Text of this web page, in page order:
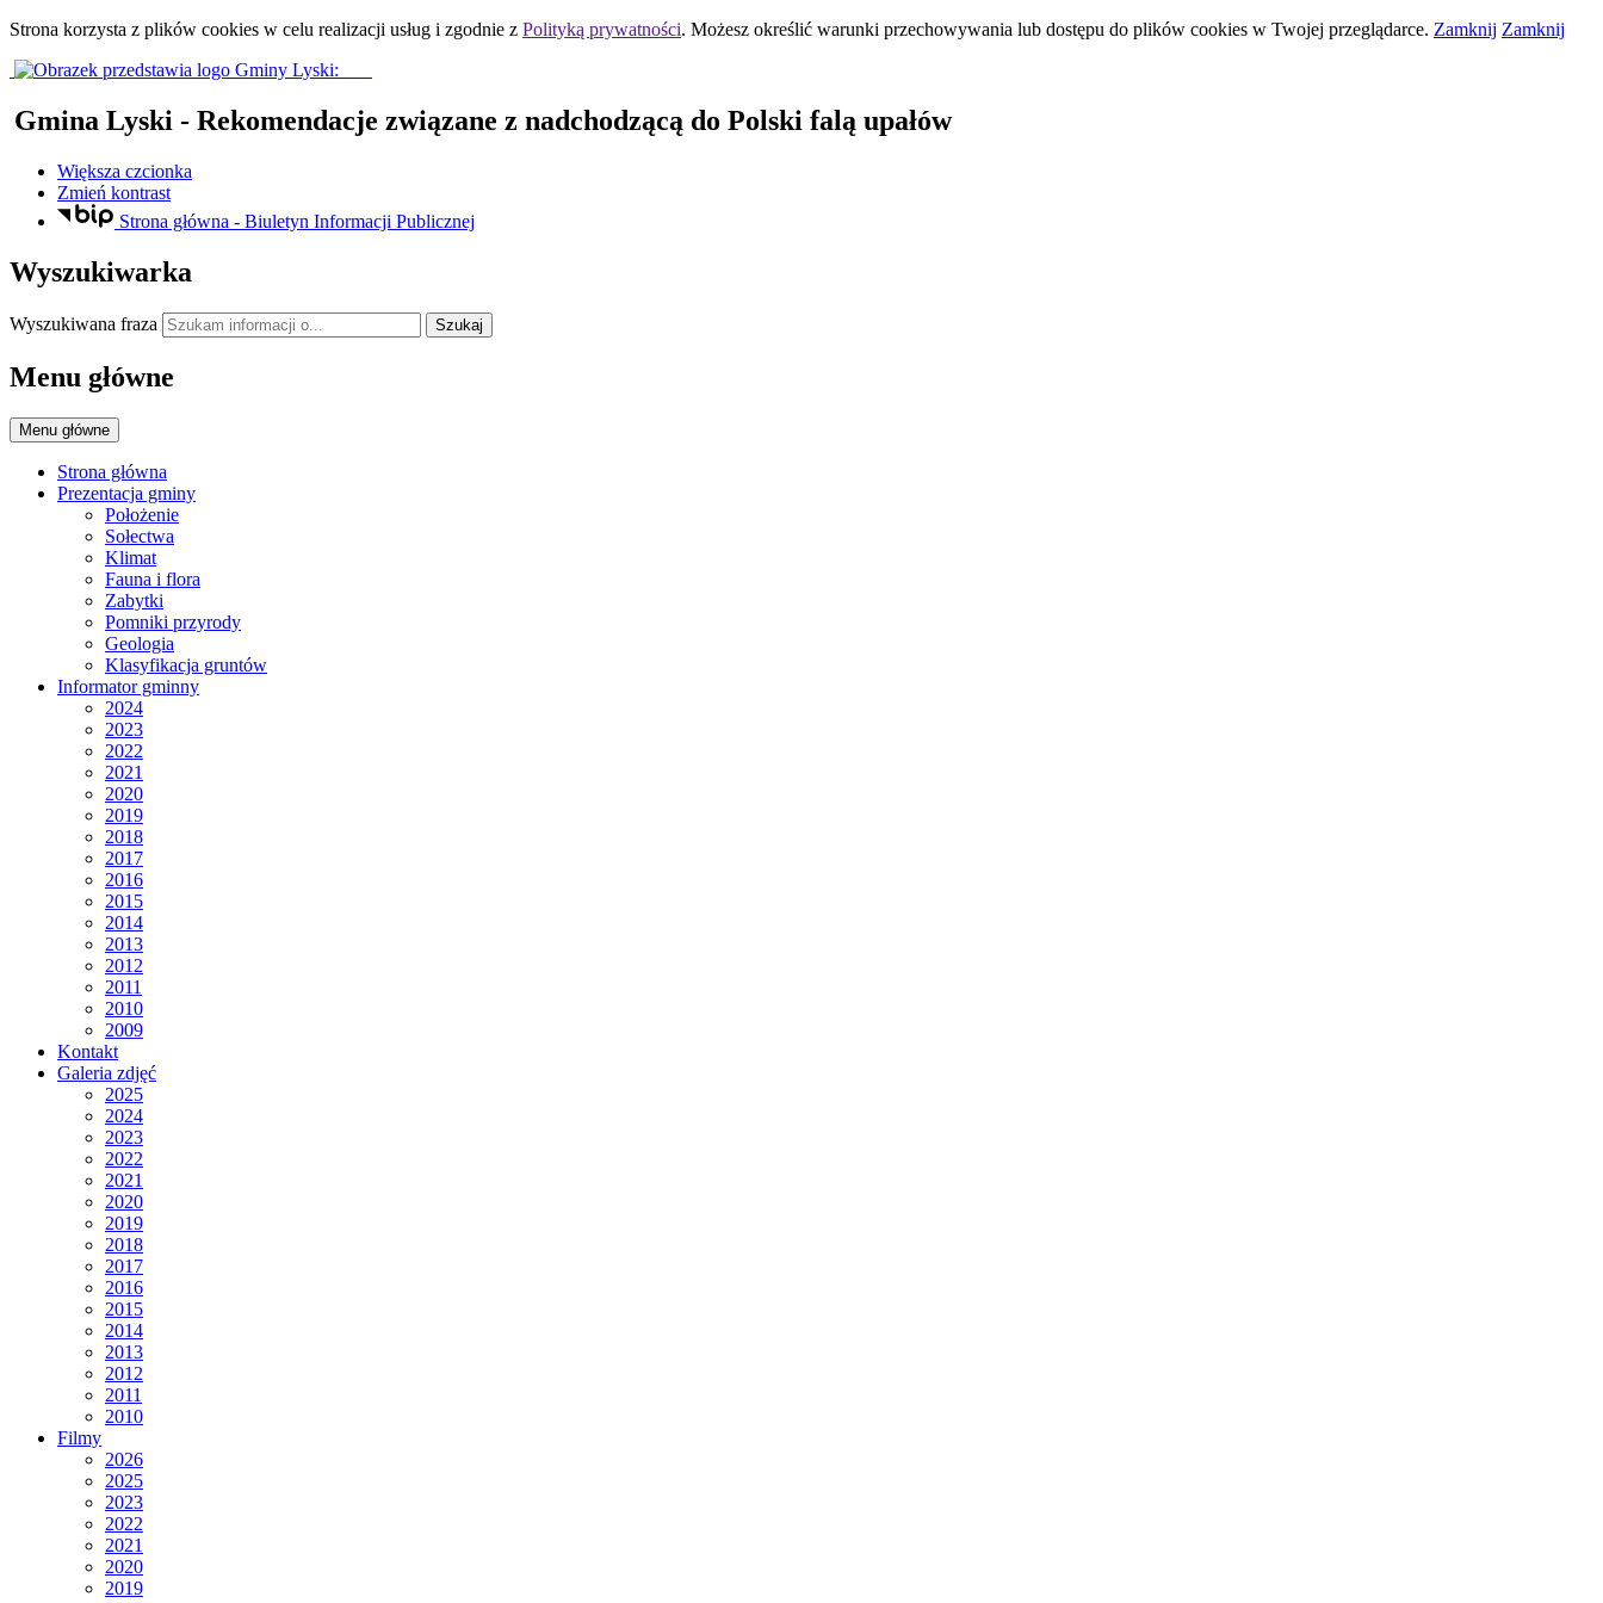
Strona korzysta z plików cookies w celu realizacji usług i zgodnie z Polityką prywatności. Możesz określić warunki przechowywania lub dostępu do plików cookies w Twojej przeglądarce. Zamknij Zamknij
Gmina Lyski - Rekomendacje związane z nadchodzącą do Polski falą upałów
Większa czcionka
Zmień kontrast
Strona główna - Biuletyn Informacji Publicznej
Wyszukiwarka
Wyszukiwana fraza Szukaj
Menu główne
Menu główne
Strona główna
Prezentacja gminy
Położenie
Sołectwa
Klimat
Fauna i flora
Zabytki
Pomniki przyrody
Geologia
Klasyfikacja gruntów
Informator gminny
2024
2023
2022
2021
2020
2019
2018
2017
2016
2015
2014
2013
2012
2011
2010
2009
Kontakt
Galeria zdjęć
2025
2024
2023
2022
2021
2020
2019
2018
2017
2016
2015
2014
2013
2012
2011
2010
Filmy
2026
2025
2023
2022
2021
2020
2019